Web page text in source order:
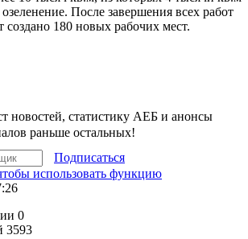
После завершения всех работ
создано 180 новых рабочих мест.
новостей, статистику АЕБ и анонсы
раньше остальных!
Подписаться
0
3593